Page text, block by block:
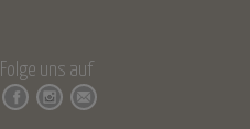
Folge uns auf